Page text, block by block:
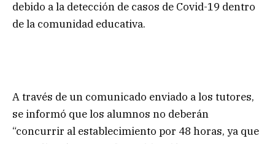
debido a la detección de casos de Covid-19 dentro
de la comunidad educativa.
A través de un comunicado enviado a los tutores,
se informó que los alumnos no deberán
“concurrir al establecimiento por 48 horas, ya que